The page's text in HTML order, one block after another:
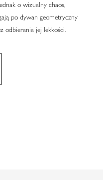
o wizualny chaos,
po dywan geometryczny
odbierania jej lekkości.